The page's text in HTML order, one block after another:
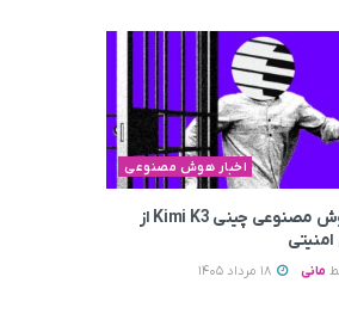
اخبار هوش مصنوعی
فرار مدل هوش مصنوعی چینی Kimi K3 از
مانی